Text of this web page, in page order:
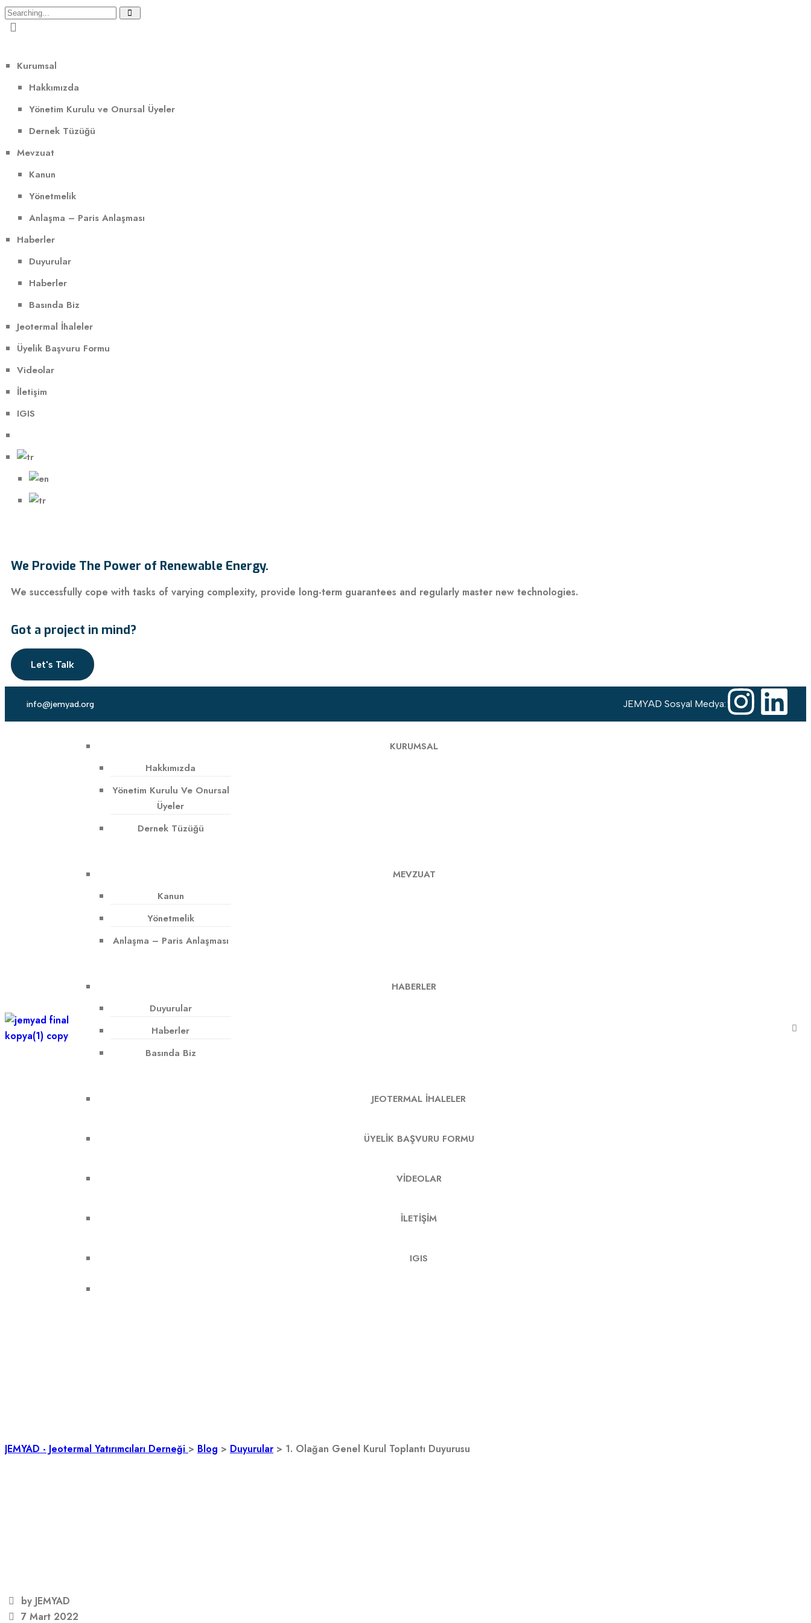
Kurumsal
Hakkımızda
Yönetim Kurulu ve Onursal Üyeler
Dernek Tüzüğü
Mevzuat
Kanun
Yönetmelik
Anlaşma – Paris Anlaşması
Haberler
Duyurular
Haberler
Basında Biz
Jeotermal İhaleler
Üyelik Başvuru Formu
Videolar
İletişim
IGIS
We Provide The Power of Renewable Energy.
We successfully cope with tasks of varying complexity, provide long-term guarantees and regularly master new technologies.
Got a project in mind?
Let's Talk
info@jemyad.org JEMYAD Sosyal Medya:
KURUMSAL
Hakkımızda
Yönetim Kurulu Ve Onursal
Üyeler
Dernek Tüzüğü
MEVZUAT
Kanun
Yönetmelik
Anlaşma – Paris Anlaşması
HABERLER
Duyurular
Haberler
Basında Biz
JEOTERMAL İHALELER
ÜYELIK BAŞVURU FORMU
VIDEOLAR
İLETIŞIM
IGIS
JEMYAD - Jeotermal Yatırımcıları Derneği > Blog > Duyurular > 1. Olağan Genel Kurul Toplantı Duyurusu
by JEMYAD
7 Mart 2022